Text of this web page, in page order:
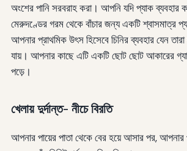
অংশের পানি সরবরাহ করা। আপনি যদি প্যাক ব্যবহার
মেরুদণ্ডের গরম থেকে বাঁচার জন্য একটি শ্বাসমাত্র
আপনার প্রাথমিক উৎস হিসেবে চিনির ব্যবহার যেন
যায়। আপনার কাছে এটি একটি ছোট ছোট আকারের
পড়ে।
খেলায় দুর্দান্ত- নীচে বিরতি
আপনার পায়ের পাতা থেকে বের হয়ে আসার পর, আপনার